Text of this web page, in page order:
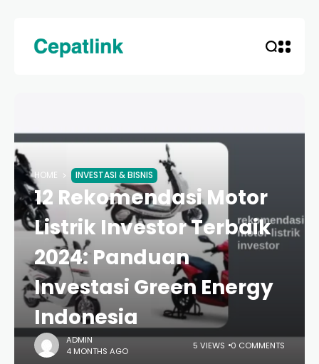
HOME INVESTASI & BISNIS
12 Rekomendasi Motor
Listrik Investor Terbaik
2024: Panduan
Investasi Green Energy
Indonesia
ADMIN
4 MONTHS AGO
5 VIEWS 0 COMMENTS